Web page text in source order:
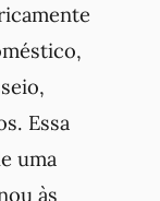
Essa
uma
às